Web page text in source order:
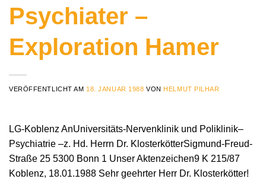
Psychiater –
Exploration Hamer
VERÖFFENTLICHT AM 18. JANUAR 1988 VON HELMUT PILHAR
LG-Koblenz AnUniversitäts-Nervenklinik und Poliklinik–
Psychiatrie –z. Hd. Herrn Dr. KlosterkötterSigmund-Freud-
Straße 25 5300 Bonn 1 Unser Aktenzeichen9 K 215/87
Koblenz, 18.01.1988 Sehr geehrter Herr Dr. Klosterkötter!